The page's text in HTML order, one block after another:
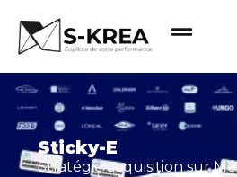
Sticky-E
Stratégie acquisition sur